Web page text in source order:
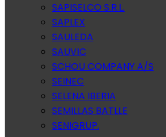
SAPISELCO S.R.L.
SAPLEX
SAULEDA
SAUVIC
SCHOU COMPANY A/S
SEINEC
SELENA IBERIA
SEMILLAS BATLLE
SENIGRUP.